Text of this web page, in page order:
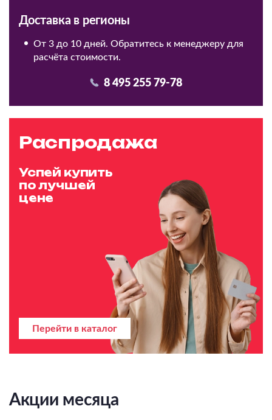
Доставка в регионы
От 3 до 10 дней. Обратитесь к менеджеру для
расчёта стоимости.
8 495 255 79-78
Распродажа
Успей купить
по лучшей
цене
Перейти в каталог
Акции месяца